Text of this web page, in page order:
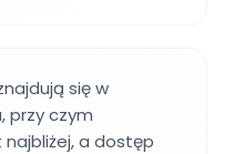
się w
przy czym
a dostęp